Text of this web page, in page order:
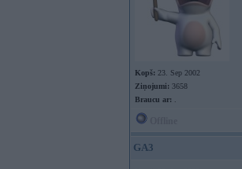
Kopš: 23. Sep 2002
Ziņojumi: 3658
Braucu ar:
GA3